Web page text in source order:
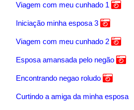
Viagem com meu cunhado 1
Iniciação minha esposa 3
Viagem com meu cunhado 2
Esposa amansada pelo negão
Encontrando negao roludo
Curtindo a amiga da minha esposa